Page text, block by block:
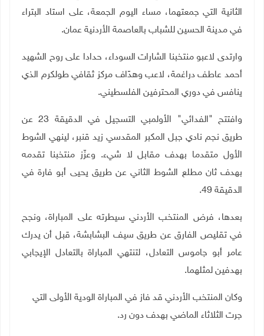
الثانية التي جمعتهما، مساء اليوم الجمعة، على استاد البتراء
في مدينة الحسين للشباب بالعاصمة الأردنية عمان.
وارتدى لاعبو منتخبنا الشارات السوداء، حدادا على روح الشهيد
أحمد عاطف دراغمة، لاعب وهدّاف مركز ثقافي طولكرم الذي
ينافس في دوري المحترفين الفلسطيني.
وافتتح "الفدائي" الأولمبي التسجيل في الدقيقة 23 عن
طريق نجم نادي جبل المكبر المقدسي زيد قنبر، لينهي الشوط
الأول متقدما بهدف مقابل لا شيء. وعزّز منتخبنا تقدمه
بهدف ثان مطلع الشوط الثاني عن طريق يحيى أبو فارة في
الدقيقة 49.
بعدها، فرض المنتخب الأردني سيطرته على المباراة، ونجح
في تقليص الفارق عن طريق سيف البشابشة، قبل أن يدرك
عامر أبو جاموس التعادل، لتنتهي المباراة بالتعادل الإيجابي
بهدفين لمثلهما.
وكان المنتخب الأردني قد فاز في المباراة الودية الأولى التي
جرت الثلاثاء الماضي بهدف دون رد.